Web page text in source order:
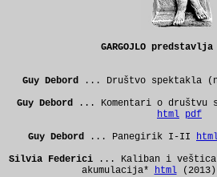
GARGOJLO predstavlja
Guy Debord ... Društvo spektakla
Guy Debord ... Komentari o društvu
html pdf
Guy Debord
... Panegirik I-II
Silvia Federici... Kaliban i
akumulacija*
html(2013)